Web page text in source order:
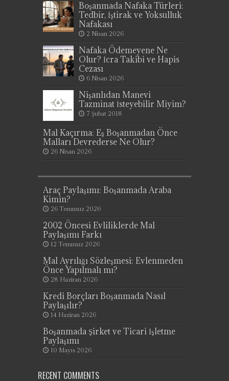
Boşanmada Nafaka Türleri:
Tedbir, İştirak ve Yoksulluk
Nafakası
2 Nisan 2026
Nafaka Ödemeyene Ne
Olur? İcra Takibi ve Hapis
Cezası
6 Nisan 2026
Nişanlıdan Manevi
Tazminat İsteyebilir Miyim?
7 Şubat 2018
Mal Kaçırma: Eş Boşanmadan Önce
Malları Devrederse Ne Olur?
26 Nisan 2026
Araç Paylaşımı: Boşanmada Araba
Kimin?
26 Temmuz 2026
2002 Öncesi Evliliklerde Mal
Paylaşımı Farkı
12 Temmuz 2026
Mal Ayrılığı Sözleşmesi: Evlenmeden
Önce Yapılmalı mı?
28 Haziran 2026
Kredi Borçları Boşanmada Nasıl
Paylaşılır?
14 Haziran 2026
Boşanmada Şirket ve Ticari İşletme
Paylaşımı
10 Mayıs 2026
RECENT COMMENTS